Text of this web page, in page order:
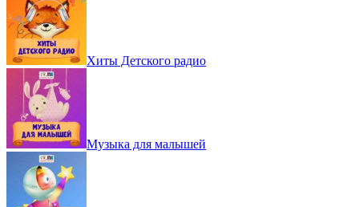
Хиты Детского радио
Музыка для малышей